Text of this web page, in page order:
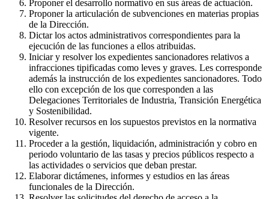
Proponer el desarrollo normativo en sus áreas de actuación.
Proponer la articulación de subvenciones en materias propias
de la Dirección.
Dictar los actos administrativos correspondientes para la
ejecución de las funciones a ellos atribuidas.
Iniciar y resolver los expedientes sancionadores relativos a
infracciones tipificadas como leves y graves. Les corresponde
además la instrucción de los expedientes sancionadores. Todo
ello con excepción de los que corresponden a las
Delegaciones Territoriales de Industria, Transición Energética
y Sostenibilidad.
Resolver recursos en los supuestos previstos en la normativa
vigente.
Proceder a la gestión, liquidación, administración y cobro en
periodo voluntario de las tasas y precios públicos respecto a
las actividades o servicios que deban prestar.
Elaborar dictámenes, informes y estudios en las áreas
funcionales de la Dirección.